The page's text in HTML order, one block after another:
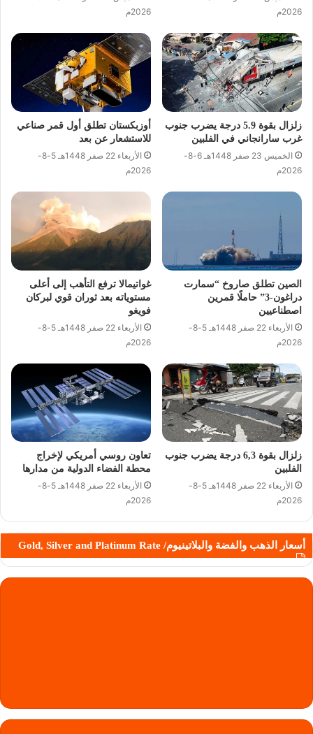
2026م
2026م
زلزال بقوة 5.9 درجة يضرب جنوب
غرب سارانجاني في الفلبين
الخميس 23 صفر 1448هـ 6-8-
2026م
أوزبكستان تطلق أول قمر صناعي
للاستشعار عن بعد
الأربعاء 22 صفر 1448هـ 5-8-
2026م
الصين تطلق صاروخ “سمارت
دراغون-3” حاملًا قمرين
اصطناعيين
الأربعاء 22 صفر 1448هـ 5-8-
2026م
غواتيمالا ترفع التأهب إلى أعلى
مستوياته بعد ثوران قوي لبركان
فويغو
الأربعاء 22 صفر 1448هـ 5-8-
2026م
زلزال بقوة 6,3 درجة يضرب جنوب
الفلبين
الأربعاء 22 صفر 1448هـ 5-8-
2026م
تعاون روسي أمريكي لإخراج
محطة الفضاء الدولية من مدارها
الأربعاء 22 صفر 1448هـ 5-8-
2026م
أسعار الذهب والفضة والبلاتينيوم/ Gold, Silver and Platinum Rate